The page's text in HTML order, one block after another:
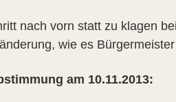
nach vorn statt zu klagen
wie es
am 10.11.2013: